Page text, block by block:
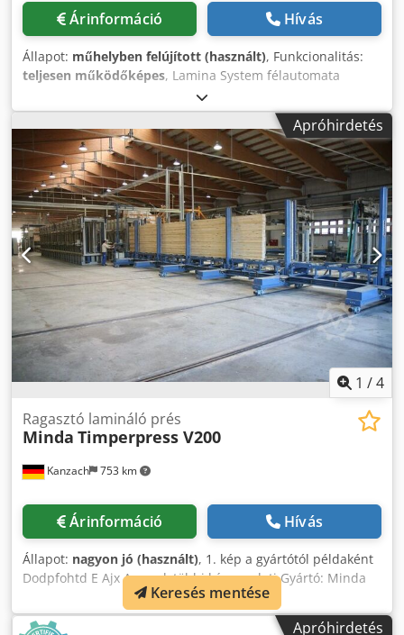
Árinformáció Hívás
Állapot: műhelyben felújított (használt), Funkcionalitás:
teljesen működőképes, Lamina System félautomata
laminálógép SA 1416. Teljes felújítás után, nagyon jó
műszaki állapotban. A gép áram alatt van, kipróbálható.
Maximális ívméret: szélesség: 1400 mm hosszúság: 1600
mm Minimális ívméret: szélesség: 200 mm hosszúság: 350
mm Djdpfx Amowz Ev Tjyjck Felső ív: 130 - 450 g/m² 1 pts =
28,25 g/m² Alsó ív: 250 g/m²-től 10 mm-ig (0,39”) 1 pts =
28,25 g/m² hullámpapír: 0,6 - 10 mm (0,016” - 0,39”)
Automatikus alapanyag-adagoló folyamatos ívbevitelhez. A
gép eloxált alumínium profilokból készült, masszív
vázszerkezeten van kialakítva. Szélesség (platformokkal):
2350 mm, hosszúság: 4600 mm.
Apróhirdetés
1 /4
Kanzach 753 km
Ragasztó lamináló prés
Minda Timperpress V200
Árinformáció Hívás
Állapot: nagyon jó (használt), 1. kép a gyártótól példaként
Dodpfohtd E Ajx Amyeck többi kép eredeti Gyártó: Minda
Megnevezés: Timper Press V 200 Műszaki adatok: Fő
sajtónyomás alulról: Sajtolókamrák száma: 2 max.
Apróhirdetés
Keresés mentése